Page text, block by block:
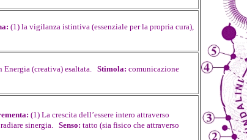
(1) la vigilanza istintiva (essenziale per la propria cura),
(creativa) esaltata. Stimola: comunicazione
(1) La crescita dell’essere intero attraverso
sinergia. Senso: tatto (sia fisico che attraverso